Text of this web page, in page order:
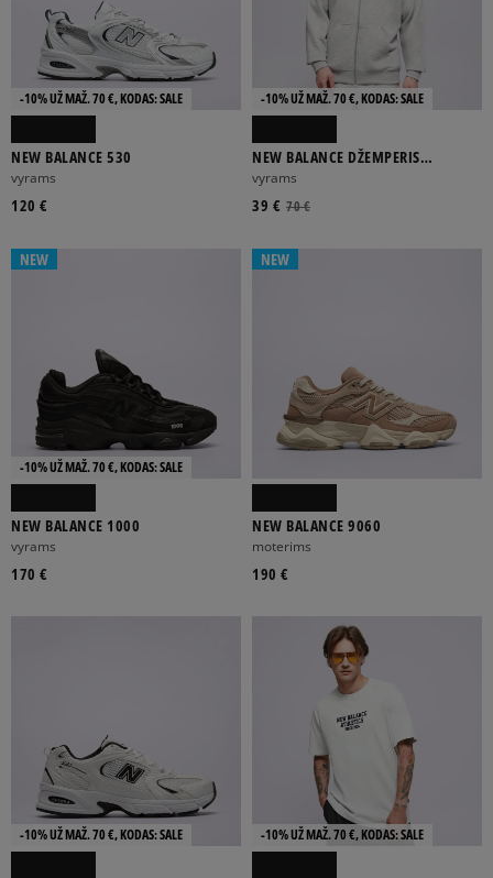
-10% UŽ MAŽ. 70 €, KODAS: SALE
NEW BALANCE 530
vyrams
120 €
-10% UŽ MAŽ. 70 €, KODAS: SALE
NEW BALANCE DŽEMPERIS
UŽSEGAMAS SPORT ESSENTIALS
LOGO FREN
vyrams
70 €
39 €
NEW
-10% UŽ MAŽ. 70 €, KODAS: SALE
NEW BALANCE 1000
vyrams
170 €
NEW
NEW BALANCE 9060
moterims
190 €
-10% UŽ MAŽ. 70 €, KODAS: SALE -10% UŽ MAŽ. 70 €, KODAS: SALE